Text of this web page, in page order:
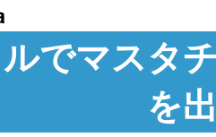
でマスタ
を